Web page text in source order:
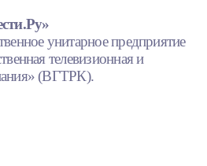
унитарное предприятие
телевизионная и
(ВГТРК).